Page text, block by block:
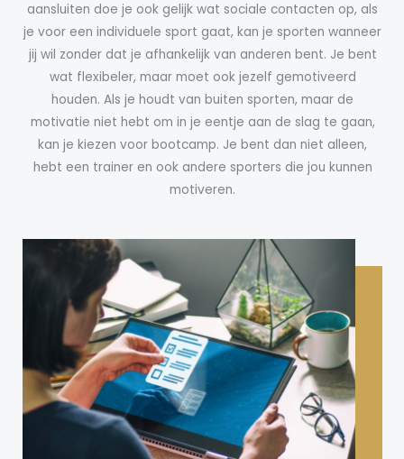
aansluiten doe je ook gelijk wat sociale contacten op, als
je voor een individuele sport gaat, kan je sporten wanneer
jij wil zonder dat je afhankelijk van anderen bent. Je bent
wat flexibeler, maar moet ook jezelf gemotiveerd
houden. Als je houdt van buiten sporten, maar de
motivatie niet hebt om in je eentje aan de slag te gaan,
kan je kiezen voor bootcamp. Je bent dan niet alleen,
hebt een trainer en ook andere sporters die jou kunnen
motiveren.